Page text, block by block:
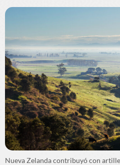
Nueva Zelanda contribuyó con